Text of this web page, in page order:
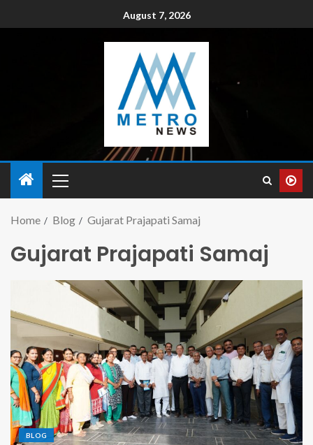
August 7, 2026
Home Blog Gujarat Prajapati Samaj
Gujarat Prajapati Samaj
BLOG